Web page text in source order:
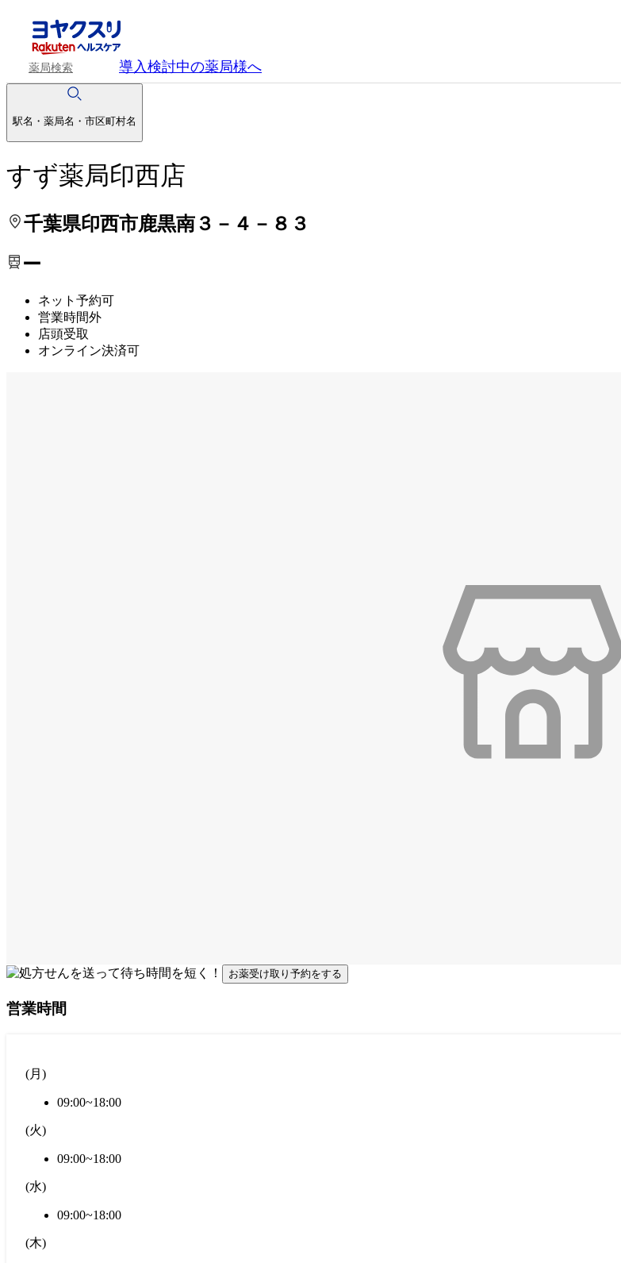
薬局検索 導入検討中の薬局様へ
駅名・薬局名・市区町村名
すず薬局印西店
千葉県印西市鹿黒南３－４－８３
ー
ネット予約可
営業時間外
店頭受取
オンライン決済可
処方せんを送って待ち時間を短く！
お薬受け取り予約をする
営業時間
(月 )
09:00~18:00
(火)
09:00~18:00
(水)
09:00~18:00
(木)
処方せんを送って待ち時間を短く！